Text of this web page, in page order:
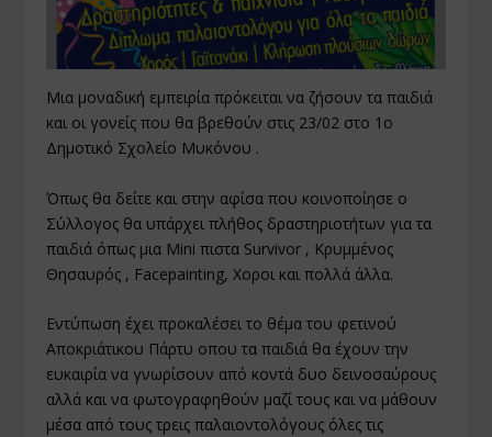
Μια μοναδική εμπειρία πρόκειται να ζήσουν τα παιδιά
και οι γονείς που θα βρεθούν στις 23/02 στο 1ο
Δημοτικό Σχολείο Μυκόνου .
Όπως θα δείτε και στην αφίσα που κοινοποίησε ο
Σύλλογος θα υπάρχει πλήθος δραστηριοτήτων για τα
παιδιά όπως μια Mini πιστα Survivor , Κρυμμένος
Θησαυρός , Facepainting, Χοροι και πολλά άλλα.
Εντύπωση έχει προκαλέσει το θέμα του φετινού
Αποκριάτικου Πάρτυ οπου τα παιδιά θα έχουν την
ευκαιρία να γνωρίσουν από κοντά δυο δεινοσαύρους
αλλά και να φωτογραφηθούν μαζί τους και να μάθουν
μέσα από τους τρεις παλαιοντολόγους όλες τις